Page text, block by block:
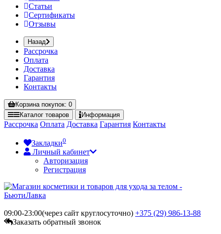
Статьи
Сертификаты
Отзывы
Назад
Рассрочка
Оплата
Доставка
Гарантия
Контакты
Корзинапокупок: 0
Каталог товаров Информация
Рассрочка Оплата Доставка Гарантия Контакты
Закладки0
Личный кабинет
Авторизация
Регистрация
09:00-23:00(через сайт круглосуточно) +375 (29) 986-13-88
Заказать обратный звонок